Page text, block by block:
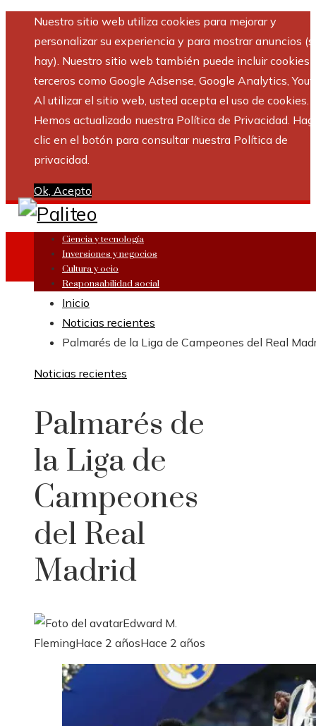
Nuestro sitio web utiliza cookies para mejorar y
personalizar su experiencia y para mostrar anuncios
hay). Nuestro sitio web también puede incluir cookies
terceros como Google Adsense, Google Analytics,
Al utilizar el sitio web, usted acepta el uso de cookies.
Hemos actualizado nuestra Política de Privacidad.
clic en el botón para consultar nuestra Política de
privacidad.
Ok, Acepto
Ciencia y tecnología
Inversiones y negocios
Cultura y ocio
Responsabilidad social
Inicio
Noticias recientes
Palmarés de la Liga de Campeones del Real
Noticias recientes
Palmarés de
la Liga de
Campeones
del Real
Madrid
Edward M.
FlemingHace 2 añosHace 2 años